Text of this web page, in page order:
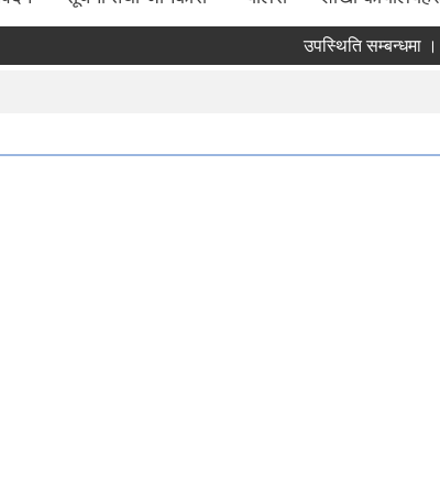
उपस्थिति सम्बन्धमा । योजना